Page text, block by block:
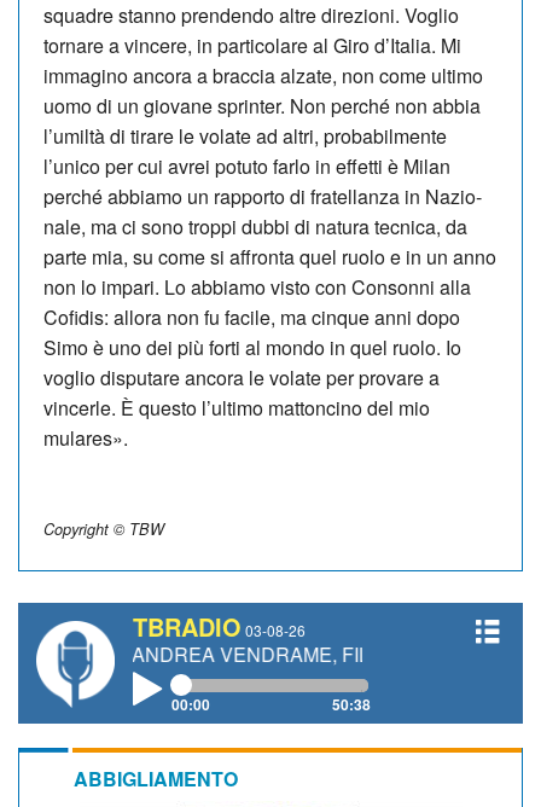
squadre stanno prendendo altre direzioni. Voglio
tornare a vincere, in particolare al Giro d’Italia. Mi
immagino ancora a braccia alzate, non come ultimo
uomo di un giovane sprinter. Non perché non abbia
l’umiltà di tirare le volate ad altri, probabilmente
l’unico per cui avrei potuto farlo in effetti è Milan
perché abbiamo un rapporto di fratellanza in Nazio­
nale, ma ci sono troppi dubbi di natura tecnica, da
parte mia, su come si affronta quel ruolo e in un anno
non lo impari. Lo abbiamo visto con Con­sonni alla
Cofidis: allora non fu facile, ma cinque anni dopo
Simo è uno dei più forti al mondo in quel ruolo. Io
voglio disputare ancora le volate per provare a
vincerle. È questo l’ultimo mattoncino del mio
mulares».
Copyright © TBW
TBRADIO 03-08-26
ANDREA VENDRAME, FILIPPO FIORELLI
00:00 50:38
ABBIGLIAMENTO